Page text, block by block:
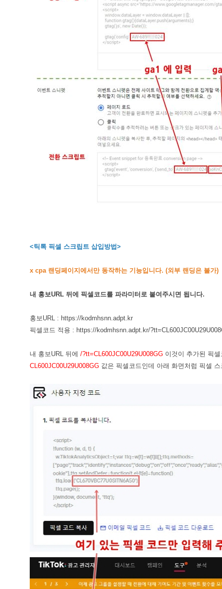
<틱톡 픽셀 스크립트 삽입방법>
x cpa 랜딩페이지에서만 동작하는 기능입니다. (외부 랜딩은 불가)
내 홍보URL 뒤에 픽셀코드를 파라미터로 붙여주시면 됩니다.
홍보URL : https://kodmhsnn.adpt.kr
픽셀코드 적용 : https://kodmhsnn.adpt.kr/
내 홍보URL 뒤에 /?tt=CL600JC00U29U008GG 이것이 추가된 픽
CL600JC00U29U008GG 값은 픽셀코드인데 아래 화면처럼 픽셀